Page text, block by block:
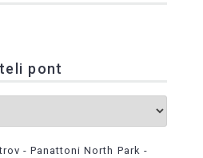
pont
- Panattoni North Park -